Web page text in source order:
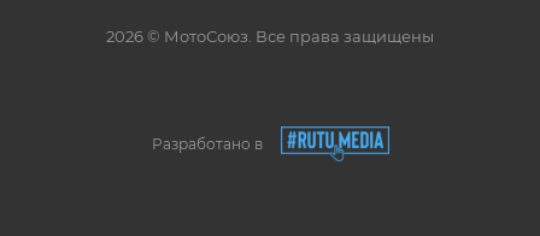
2026 © МотоСоюз. Все права защищены
Разработано в